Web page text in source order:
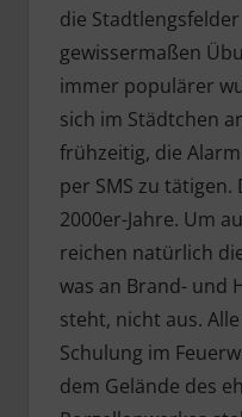
die
gewissermaßen
immer populärer
sich im Städtchen
frühzeitig, die
per SMS zu tätigen.
2000er-Jahre. Um
reichen natürlich
was an Brand- und
steht, nicht aus.
Schulung im
dem Gelände des